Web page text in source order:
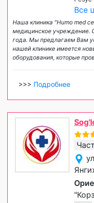
Все
Наша клиника "Humo med
медицинское учреждение.
года. Мы предлагаем Вам
нашей клинике имеется
оборудования, которые
>>> Подробнее